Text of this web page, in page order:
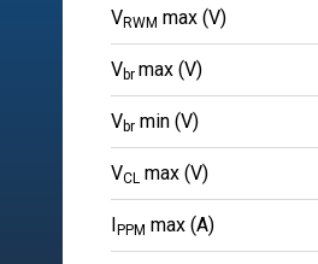
VRWM max (V)
Vbr max (V)
Vbr min (V)
VCL max (V)
PPM max (A)